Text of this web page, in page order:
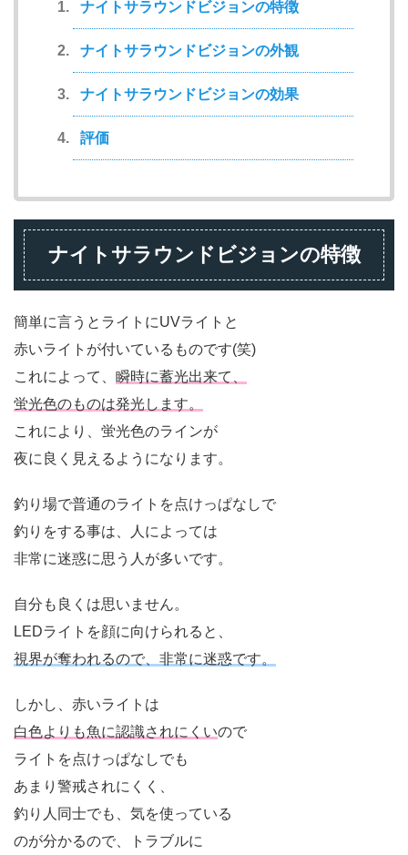
ナイトサラウンドビジョンの特徴
ナイトサラウンドビジョンの外観
ナイトサラウンドビジョンの効果
評価
ナイトサラウンドビジョンの特徴
簡単に言うとライトにUVライトと
赤いライトが付いているものです(笑)
これによって、 瞬時に蓄光出来て、
蛍光色のものは発光します。
これにより、蛍光色のラインが
夜に良く見えるようになります。
釣り場で普通のライトを点けっぱなしで
釣りをする事は、人によっては
非常に迷惑に思う人が多いです。
自分も良くは思いません。
LEDライトを顔に向けられると、
視界が奪われるので、非常に迷惑です。
しかし、赤いライトは
白色よりも魚に認識されにくいので
ライトを点けっぱなしでも
あまり警戒されにくく、
釣り人同士でも、気を使っている
のが分かるので、トラブルに